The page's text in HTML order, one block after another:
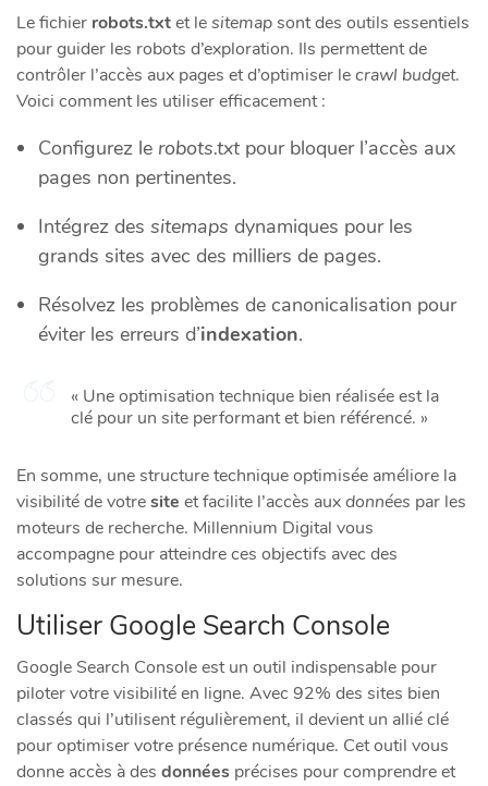
Le fichier robots.txtet lesitemapsont des outils essentiels
pour guider les robots d’exploration. Ils permettent de
contrôler l’accès aux pages et d’optimiser lecrawl budget.
Voici comment les utiliser efficacement :
Configurez le robots.txt pour bloquer l’accès aux
pages non pertinentes.
Intégrez des sitemaps dynamiques pour les
grands sites avec des milliers de pages.
Résolvez les problèmes de canonicalisation pour
éviter les erreurs d’indexation.
« Une optimisation technique bien réalisée est la
clé pour un site performant et bien référencé. »
En somme, une structure technique optimisée améliore la
visibilité de votresite et facilite l’accès auxdonnées par les
moteurs de recherche. Millennium Digital vous
accompagne pour atteindre ces objectifs avec des
solutions sur mesure.
Utiliser Google Search Console
Google Search Console est un outil indispensable pour
piloter votre visibilité en ligne. Avec 92% des sites bien
classés qui l’utilisent régulièrement, il devient un allié clé
pour optimiser votre présence numérique. Cet outil vous
donne accès à des données précises pour comprendre et